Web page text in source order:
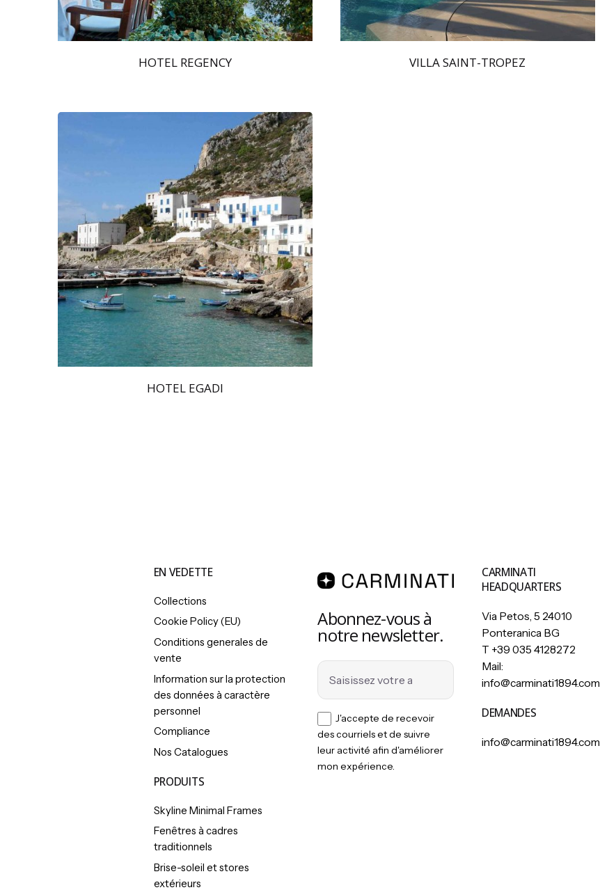
HOTEL REGENCY VILLA SAINT-TROPEZ
HOTEL EGADI
EN VEDETTE
Collections
Cookie Policy (EU)
Conditions generales de
vente
Information sur la protection
des données à caractère
personnel
Compliance
Nos Catalogues
PRODUITS
Skyline Minimal Frames
Fenêtres à cadres
traditionnels
Brise-soleil et stores
extérieurs
Abonnez-vous à
notre newsletter.
J'accepte de recevoir
des courriels et de suivre
leur activité afin d'améliorer
mon expérience.
CARMINATI
HEADQUARTERS
Via Petos, 5 24010
Ponteranica BG
T +39 035 4128272
Mail:
info@carminati1894.com
DEMANDES
info@carminati1894.com